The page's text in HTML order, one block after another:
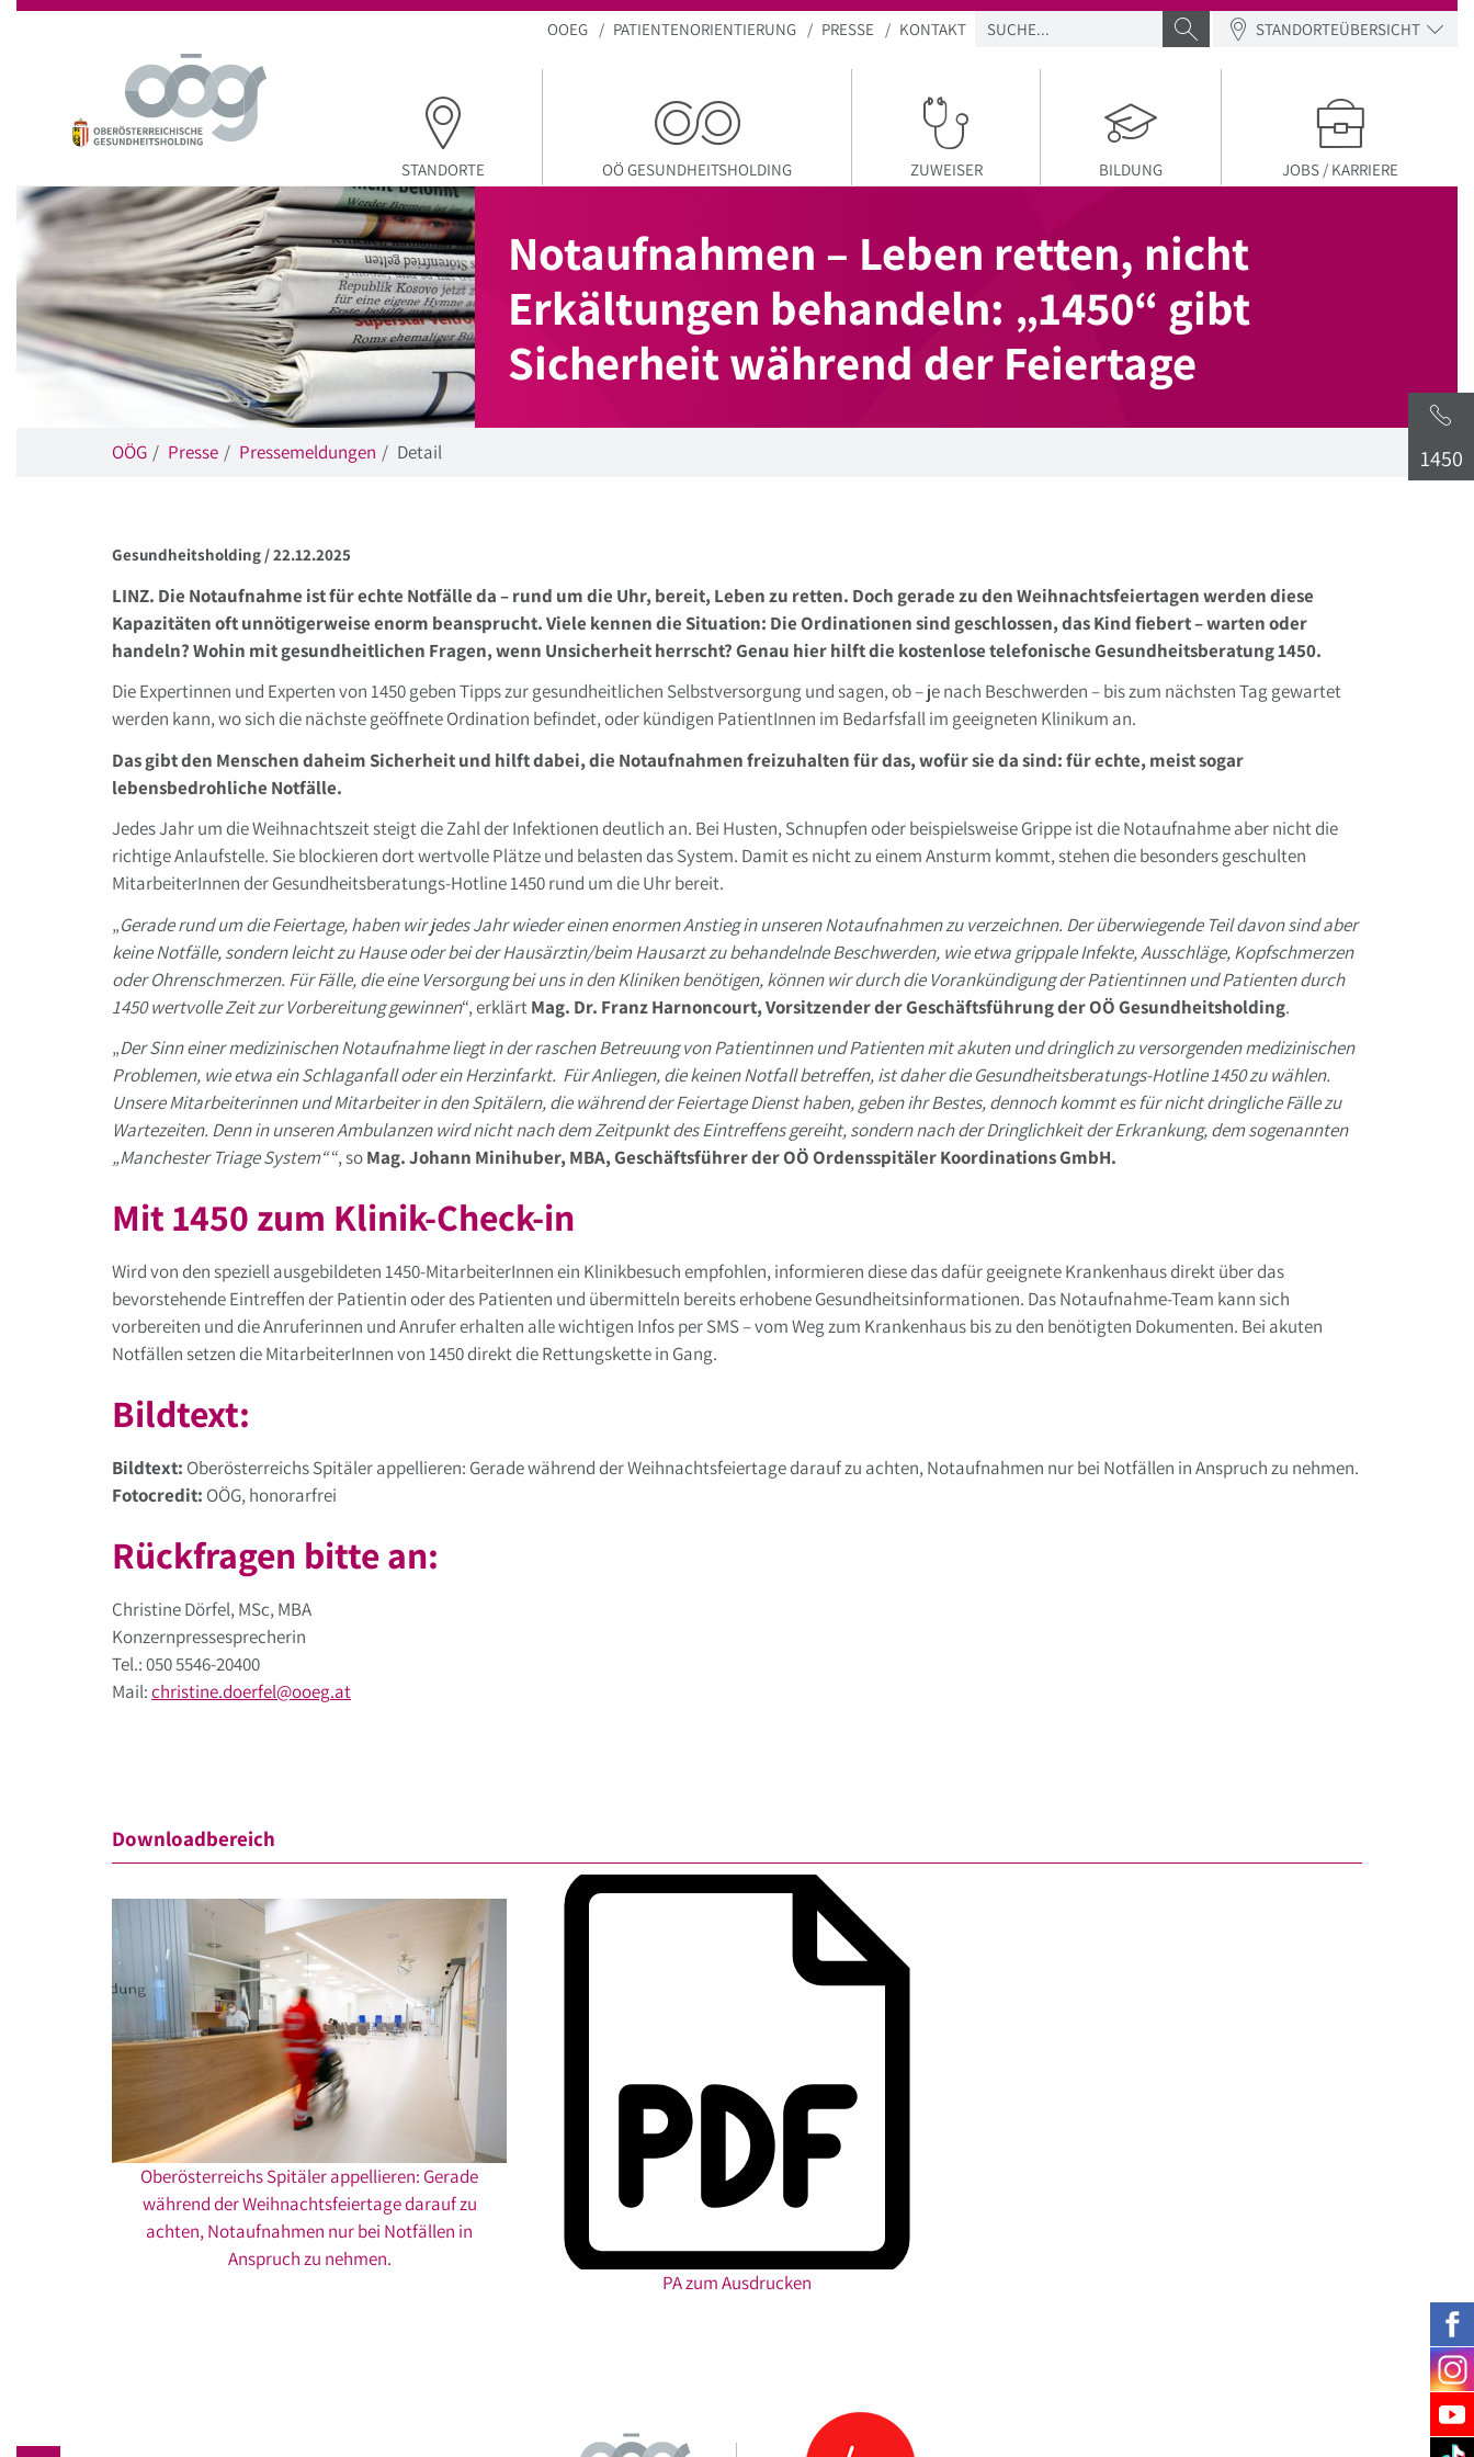
1450
OOEG PATIENTENORIENTIERUNG PRESSE KONTAKT SUCHE SUCHE ABSENDEN
STANDORTEÜBERSICHT
STANDORTE OÖ GESUNDHEITSHOLDING ZUWEISER BILDUNG JOBS / KARRIERE
Notaufnahmen – Leben retten, nicht
Erkältungen behandeln: „1450“ gibt
Sicherheit während der Feiertage
OÖG Presse Pressemeldungen Detail
Gesundheitsholding /22.12.2025
LINZ. Die Notaufnahme ist für echte Notfälle da – rund um die Uhr, bereit, Leben zu retten. Doch gerade zu den Weihnachtsfeiertagen werden diese
Kapazitäten oft unnötigerweise enorm beansprucht. Viele kennen die Situation: Die Ordinationen sind geschlossen, das Kind fiebert – warten oder
handeln? Wohin mit gesundheitlichen Fragen, wenn Unsicherheit herrscht? Genau hier hilft die kostenlose telefonische Gesundheitsberatung 1450.
Die Expertinnen und Experten von 1450 geben Tipps zur gesundheitlichen Selbstversorgung und sagen, ob – je nach Beschwerden – bis zum nächsten Tag gewartet
werden kann, wo sich die nächste geöffnete Ordination befindet, oder kündigen PatientInnen im Bedarfsfall im geeigneten Klinikum an.
Das gibt den Menschen daheim Sicherheit und hilft dabei, die Notaufnahmen freizuhalten für das, wofür sie da sind: für echte, meist sogar
lebensbedrohliche Notfälle.
Jedes Jahr um die Weihnachtszeit steigt die Zahl der Infektionen deutlich an. Bei Husten, Schnupfen oder beispielsweise Grippe ist die Notaufnahme aber nicht die
richtige Anlaufstelle. Sie blockieren dort wertvolle Plätze und belasten das System. Damit es nicht zu einem Ansturm kommt, stehen die besonders geschulten
MitarbeiterInnen der Gesundheitsberatungs-Hotline 1450 rund um die Uhr bereit.
„Gerade rund um die Feiertage, haben wir jedes Jahr wieder einen enormen Anstieg in unseren Notaufnahmen zu verzeichnen. Der überwiegende Teil davon sind aber
keine Notfälle, sondern leicht zu Hause oder bei der Hausärztin/beim Hausarzt zu behandelnde Beschwerden, wie etwa grippale Infekte, Ausschläge, Kopfschmerzen
oder Ohrenschmerzen. Für Fälle, die eine Versorgung bei uns in den Kliniken benötigen, können wir durch die Vorankündigung der Patientinnen und Patienten durch
1450 wertvolle Zeit zur Vorbereitung gewinnen“, erklärtMag. Dr. Franz Harnoncourt, Vorsitzender der Geschäftsführung der OÖ Gesundheitsholding.
„Der Sinn einer medizinischen Notaufnahme liegt in der raschen Betreuung von Patientinnen und Patienten mit akuten und dringlich zu versorgenden medizinischen
Problemen, wie etwa ein Schlaganfall oder ein Herzinfarkt. Für Anliegen, die keinen Notfall betreffen, ist daher die Gesundheitsberatungs-Hotline 1450 zu wählen.
Unsere Mitarbeiterinnen und Mitarbeiter in den Spitälern, die während der Feiertage Dienst haben, geben ihr Bestes, dennoch kommt es für nicht dringliche Fälle zu
Wartezeiten. Denn in unseren Ambulanzen wird nicht nach dem Zeitpunkt des Eintreffens gereiht, sondern nach der Dringlichkeit der Erkrankung, dem sogenannten
„Manchester Triage System““, soMag. Johann Minihuber, MBA, Geschäftsführer der OÖ Ordensspitäler Koordinations GmbH.
Mit 1450 zum Klinik-Check-in
Wird von den speziell ausgebildeten 1450-MitarbeiterInnen ein Klinikbesuch empfohlen, informieren diese das dafür geeignete Krankenhaus direkt über das
bevorstehende Eintreffen der Patientin oder des Patienten und übermitteln bereits erhobene Gesundheitsinformationen. Das Notaufnahme-Team kann sich
vorbereiten und die Anruferinnen und Anrufer erhalten alle wichtigen Infos per SMS – vom Weg zum Krankenhaus bis zu den benötigten Dokumenten. Bei akuten
Notfällen setzen die MitarbeiterInnen von 1450 direkt die Rettungskette in Gang.
Bildtext:
Bildtext: Oberösterreichs Spitäler appellieren: Gerade während der Weihnachtsfeiertage darauf zu achten, Notaufnahmen nur bei Notfällen in Anspruch zu nehmen.
Fotocredit: OÖG, honorarfrei
Rückfragen bitte an:
Christine Dörfel, MSc, MBA
Konzernpressesprecherin
Tel.: 050 5546-20400
Mail:christine.doerfel@ooeg.at
Downloadbereich
Oberösterreichs Spitäler appellieren: Gerade
während der Weihnachtsfeiertage darauf zu
achten, Notaufnahmen nur bei Notfällen in
Anspruch zu nehmen.
PA zum Ausdrucken